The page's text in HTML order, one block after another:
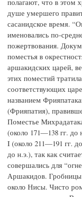
полагают, что в этом
душе умершего
сасанидское время.
именовались по-
пожертвования.
поместья в
аршакидских царей,
этих поместий
соответствующих
названием
(Фрияпатия),
Поместье
(около 171—138 гг.
I (около 211—191 гг.
до н.э.), так как
совершались для
Аршакидов.
около Нисы. Чисто